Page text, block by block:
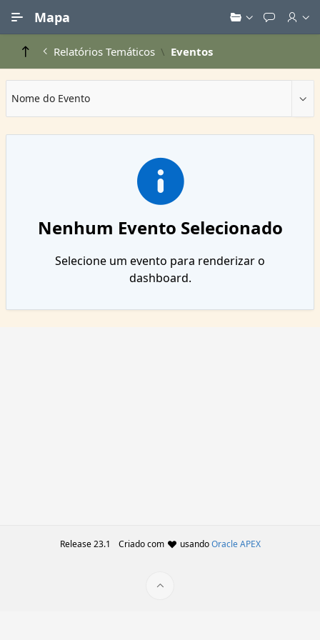
Mapa
Relatórios Temáticos Eventos
Nome do Evento
Nenhum Evento Selecionado
Selecione um evento para renderizar o
dashboard.
Release 23.1 Criado com usandoOracle APEX